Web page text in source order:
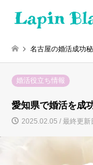
名古屋の婚活成功
婚活役立ち情報
愛知県で婚活を成
2025.02.05 / 最終更